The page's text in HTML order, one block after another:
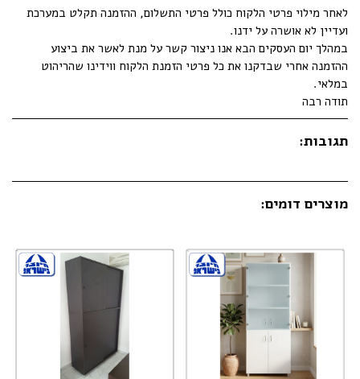
לאחר מילוי פרטי הלקוח כולל פרטי התשלום, ההזמנה תקלט במערכת
ועדיין לא אושרה על ידנו.
במהלך יום העסקים הבא אנו ניצור קשר על מנת לאשר את ביצוע
ההזמנה אחרי שבדקנו את כל פרטי הזמנת הלקוח ווידינו שהריהוט
במלאי.
תודה רבה
תגובות:
מוצרים דומים: